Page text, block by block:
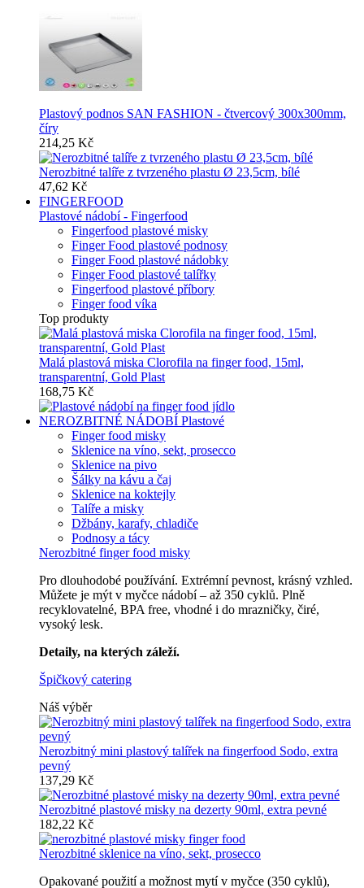
Plastový podnos SAN FASHION - čtvercový 300x300mm,
číry
214,25 Kč
Nerozbitné talíře z tvrzeného plastu Ø 23,5cm, bílé
47,62 Kč
FINGERFOOD
Plastové nádobí - Fingerfood
Fingerfood plastové misky
Finger Food plastové podnosy
Finger Food plastové nádobky
Finger Food plastové talířky
Fingerfood plastové příbory
Finger food víka
Top produkty
Malá plastová miska Clorofila na finger food, 15ml,
transparentní, Gold Plast
168,75 Kč
NEROZBITNÉ NÁDOBÍ Plastové
Finger food misky
Sklenice na víno, sekt, prosecco
Sklenice na pivo
Šálky na kávu a čaj
Sklenice na koktejly
Talíře a misky
Džbány, karafy, chladiče
Podnosy a tácy
Nerozbitné finger food misky
Pro dlouhodobé používání. Extrémní pevnost, krásný vzhled.
Můžete je mýt v myčce nádobí – až 350 cyklů. Plně
recyklovatelné, BPA free, vhodné i do mrazničky, čiré,
vysoký lesk.
Detaily, na kterých záleží.
Špičkový catering
Náš výběr
Nerozbitný mini plastový talířek na fingerfood Sodo, extra
pevný
137,29 Kč
Nerozbitné plastové misky na dezerty 90ml, extra pevné
182,22 Kč
Nerozbitné sklenice na víno, sekt, prosecco
Opakované použití a možnost mytí v myčce (350 cyklů),